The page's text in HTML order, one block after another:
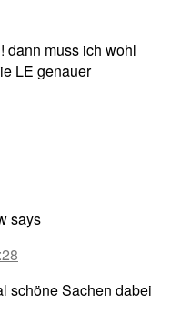
dann muss ich wohl
LE genauer
says
schöne Sachen dabei